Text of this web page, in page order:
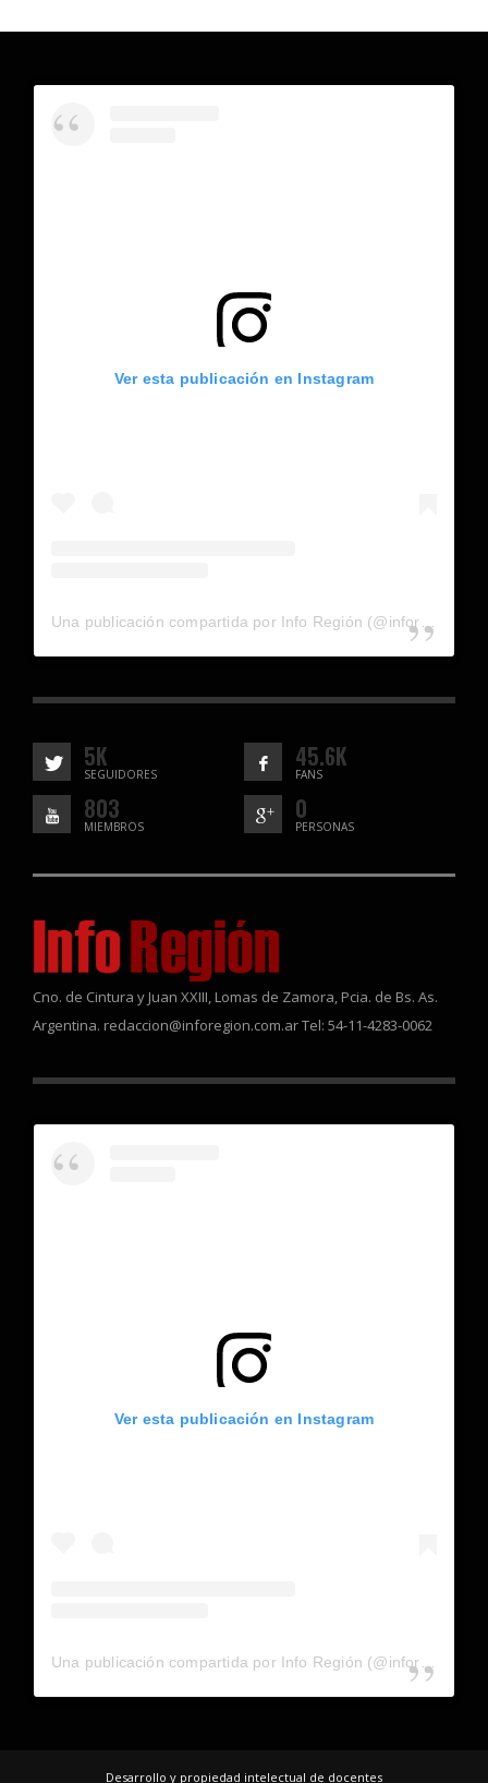
Ver esta publicación en Instagram
5K
SEGUIDORES
45.6K
FANS
803
MIEMBROS
0
PERSONAS
Cno. de Cintura y Juan XXIII, Lomas de Zamora, Pcia. de Bs. As.
Argentina. redaccion@inforegion.com.ar Tel: 54-11-4283-0062
Ver esta publicación en Instagram
Desarrollo y propiedad intelectual de docentes